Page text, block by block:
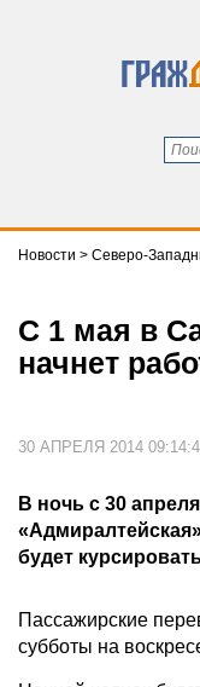
Новости > Северо-
С 1 мая в
начнет
30 АПРЕЛЯ 2014
В ночь с 30
будет
Пассажирские
субботы на